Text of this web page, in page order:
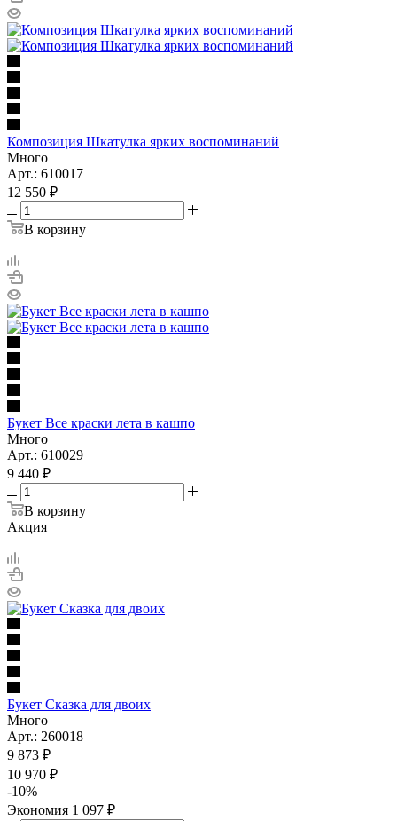
Композиция Шкатулка ярких воспоминаний
Много
Арт.: 610017
12 550 ₽
В корзину
Букет Все краски лета в кашпо
Много
Арт.: 610029
9 440 ₽
В корзину
Акция
Букет Сказка для двоих
Много
Арт.: 260018
9 873 ₽
10 970 ₽
-10%
Экономия 1 097 ₽